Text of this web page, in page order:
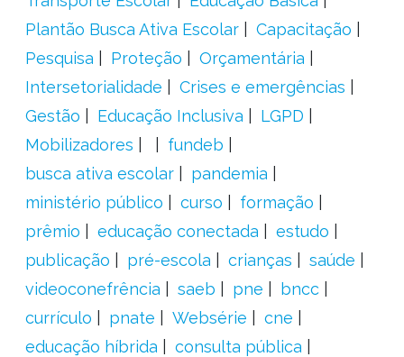
Plantão Busca Ativa Escolar
Capacitação
Pesquisa
Proteção
Orçamentária
Intersetorialidade
Crises e emergências
Gestão
Educação Inclusiva
LGPD
Mobilizadores
fundeb
busca ativa escolar
pandemia
ministério público
curso
formação
prêmio
educação conectada
estudo
publicação
pré-escola crianças
saúde
videoconefrência
saeb pne
bncc
currículo
pnate Websérie
cne
educação híbrida
consulta pública